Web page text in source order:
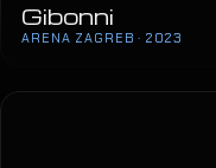
Gibonni
ARENA ZAGREB · 2023